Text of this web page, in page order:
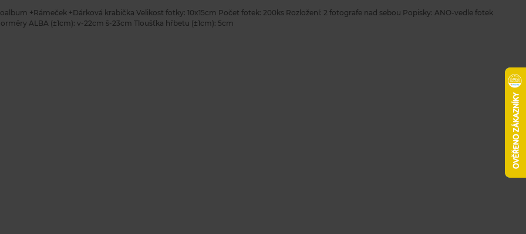
+Rámeček +Dárková krabička Velikost fotky: 10x15cm Počet fotek: 200ks Rozložení: 2 fotografe nad sebou Popisky: ANO-vedle fotek
ALBA (±1cm): v-22cm š-23cm Tloušťka hřbetu (±1cm): 5cm